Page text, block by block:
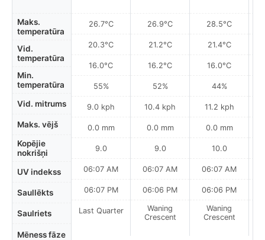
Maks.
temperatūra
Vid.
temperatūra
Min.
temperatūra
Vid. mitrums
Maks. vējš
Kopējie
nokrišņi
UV indekss
Saullēkts
Saulriets
Mēness fāze
26.7°C
20.3°C
16.0°C
55%
9.0 kph
0.0 mm
9.0
06:07 AM
06:07 PM
Last Quarter
26.9°C
21.2°C
16.2°C
52%
10.4 kph
0.0 mm
9.0
06:07 AM
06:06 PM
Waning
Crescent
28.5°C
21.4°C
16.0°C
44%
11.2 kph
0.0 mm
10.0
06:07 AM
06:06 PM
Waning
Crescent